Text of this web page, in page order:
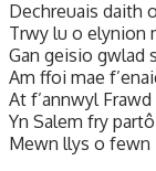
Dechreuais daith
Trwy lu o elynion
Gan geisio gwlad
Am ffoi mae
At f’annwyl Frawd
Yn Salem fry
Mewn llys o fewn